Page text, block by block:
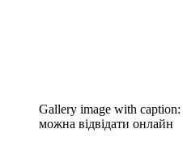
Gallery image with caption:
можна відвідати онлайн